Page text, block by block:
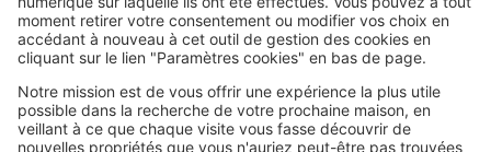
SeLoger c'est aussi